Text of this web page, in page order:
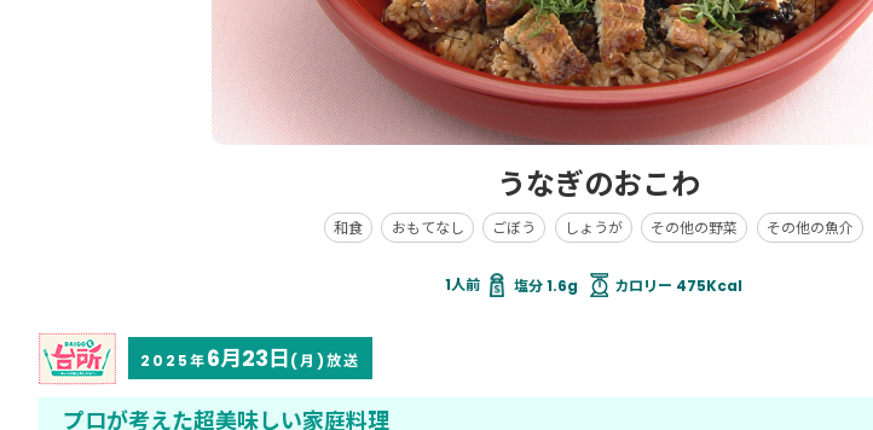
うなぎのおこわ
和食 おもてなし ごぼう しょうが その他の野菜 その他の魚介
塩分 1.6g カロリー 475Kcal
2025年6月23日(月)放送
プロが考えた超美味しい家庭料理